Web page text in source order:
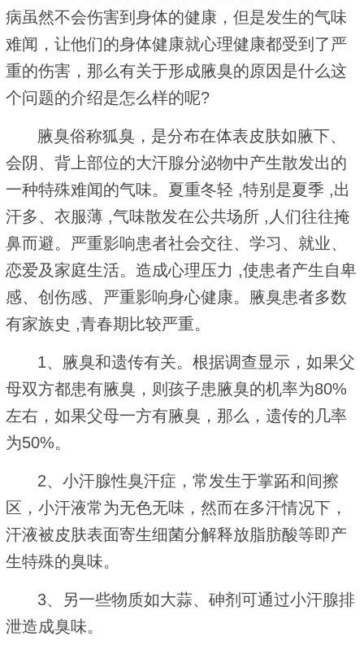
病虽然不会伤害到身体的健康，但是发生的气味
难闻，让他们的身体健康就心理健康都受到了严
重的伤害，那么有关于形成腋臭的原因是什么这
个问题的介绍是怎么样的呢?
腋臭俗称狐臭，是分布在体表皮肤如腋下、
会阴、背上部位的大汗腺分泌物中产生散发出的
一种特殊难闻的气味。夏重冬轻 ,特别是夏季 ,出
汗多、衣服薄 ,气味散发在公共场所 ,人们往往掩
鼻而避。严重影响患者社会交往、学习、就业、
恋爱及家庭生活。造成心理压力 ,使患者产生自卑
感、创伤感、严重影响身心健康。腋臭患者多数
有家族史 ,青春期比较严重。
1、腋臭和遗传有关。根据调查显示，如果父
母双方都患有腋臭，则孩子患腋臭的机率为80%
左右，如果父母一方有腋臭，那么，遗传的几率
为50%。
2、小汗腺性臭汗症，常发生于掌跖和间擦
区，小汗液常为无色无味，然而在多汗情况下，
汗液被皮肤表面寄生细菌分解释放脂肪酸等即产
生特殊的臭味。
3、另一些物质如大蒜、砷剂可通过小汗腺排
泄造成臭味。